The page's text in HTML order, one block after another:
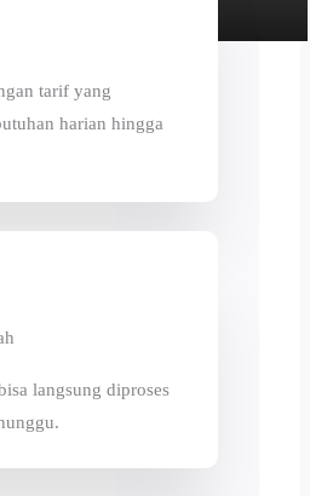
tarif yang
harian hingga
langsung diproses